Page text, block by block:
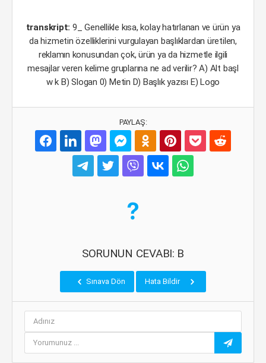
transkript: 9_ Genellikle kısa, kolay hatırlanan ve ürün ya
da hizmetin özelliklerini vurgulayan başlıklardan üretilen,
reklamın konusundan çok, ürün ya da hizmetle ilgili
mesajlar veren kelime gruplarına ne ad verilir? A) Alt başl
w k B) Slogan 0) Metin D) Başlık yazısı E) Logo
PAYLAŞ:
SORUNUN CEVABI: B
Sınava Dön Hata Bildir